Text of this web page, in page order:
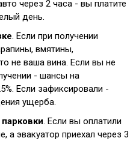
через 2 часа - вы платите
день.
. Если при получении
вмятины,
не ваша вина. Если вы не
- шансы на
Если зафиксировали -
ущерба.
. Если вы оплатили
а эвакуатор приехал через 3